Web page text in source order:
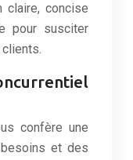
claire, concise
pour susciter
clients.
confère une
et des